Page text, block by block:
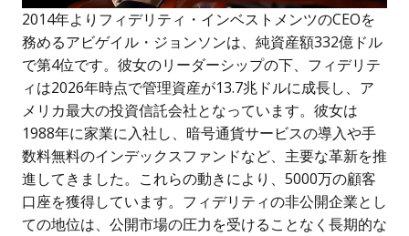
2014年よりフィデリティ・インベストメンツのCEOを
務めるアビゲイル・ジョンソンは、純資産額332億ドル
で第4位です。彼女のリーダーシップの下、フィデリテ
ィは2026年時点で管理資産が13.7兆ドルに成長し、ア
メリカ最大の投資信託会社となっています。彼女は
1988年に家業に入社し、暗号通貨サービスの導入や手
数料無料のインデックスファンドなど、主要な革新を推
進してきました。これらの動きにより、5000万の顧客
口座を獲得しています。フィデリティの非公開企業とし
ての地位は、公開市場の圧力を受けることなく長期的な